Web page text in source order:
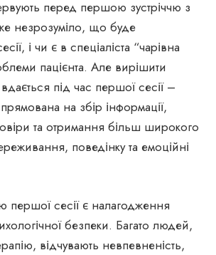
перед першою зустріччю з
незрозуміло, що буде
і чи є в спеціаліста “чарівна
пацієнта. Але вирішити
під час першої сесії –
на збір інформації,
та отримання більш широкого
поведінку та емоційні
сесії є налагодження
безпеки. Багато людей,
відчувають невпевненість,